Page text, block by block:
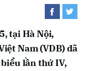
tại Hà Nội,
Nam (VDB) đã
lần thứ IV,
Hủy